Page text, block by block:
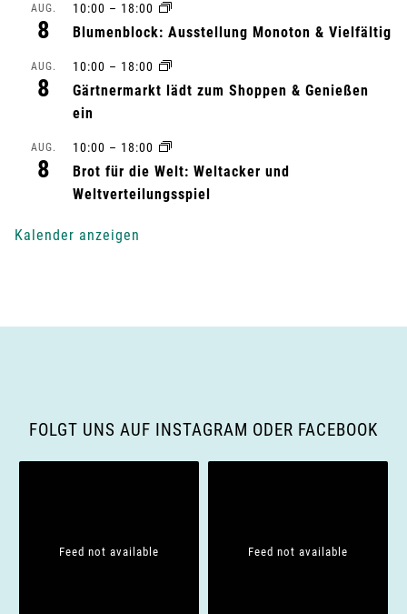
-
a
AUG.
8
10:00 – 18:00
Blumenblock: Ausstellung Monoton & Vielfältig
AUG.
8
10:00 – 18:00
Gärtnermarkt lädt zum Shoppen & Genießen
ein
AUG.
8
10:00 – 18:00
Brot für die Welt: Weltacker und
Weltverteilungsspiel
Kalender anzeigen
FOLGT UNS AUF INSTAGRAM ODER FACEBOOK
Feed not available Feed not available